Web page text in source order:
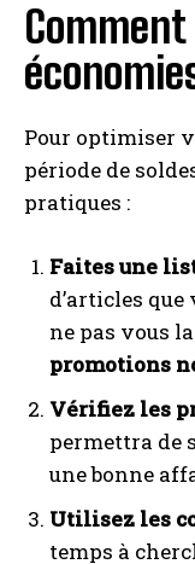
Pour optimiser
période de
pratiques :
Faites une
d’articles
ne pas vous
promotions
Vérifiez les
permettra de
une bonne
Utilisez les
temps à